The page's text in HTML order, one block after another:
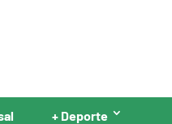
+ Deporte